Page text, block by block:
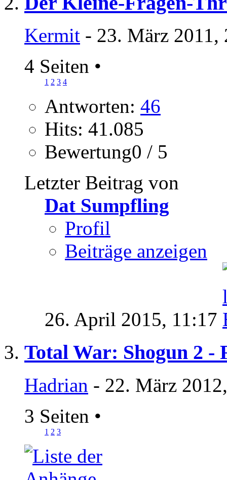
Kermit - 23. März 2011,
4 Seiten •
1 2 3 4
Antworten: 46
Hits: 41.085
Bewertung0 / 5
Letzter Beitrag von
Dat Sumpfling
Profil
Beiträge anzeigen
26. April 2015, 11:17
Total War: Shogun 2 -
Hadrian - 22. März
3 Seiten •
1 2 3